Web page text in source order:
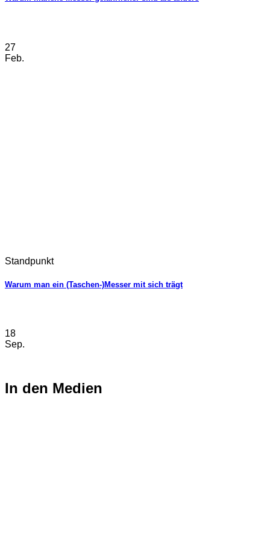
27
Feb.
Standpunkt
Warum man ein (Taschen-)Messer mit sich trägt
18
Sep.
In den Medien